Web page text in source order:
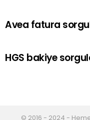
Avea fatura
HGS bakiye
© 2016 - 2024 -